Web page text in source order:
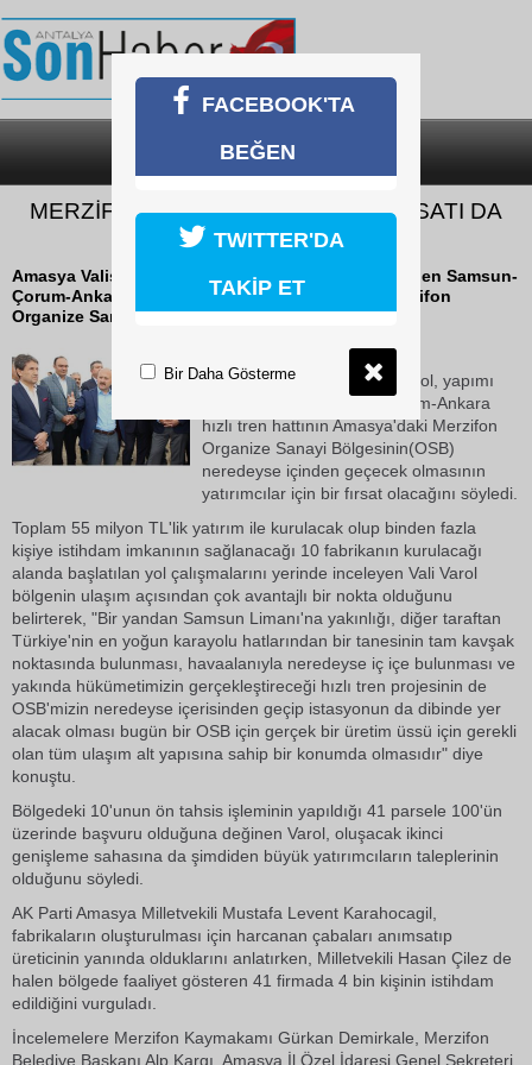
SON DAKİKA
MERZİFON OSB’DE HIZLI TREN FIRSATI DA
OLACAK
Amasya Valisi Dr. Osman Varol, yapımı projelendirilen Samsun-
Çorum-Ankara hızlı tren hattının Amasya'daki Merzifon
Organize Sanayi Bölgesinin(OSB) neredeyse...
20 Ekim 2018 Cumartesi 16:23
Amasya Valisi Dr. Osman Varol, yapımı
projelendirilen Samsun-Çorum-Ankara
hızlı tren hattının Amasya'daki Merzifon
Organize Sanayi Bölgesinin(OSB)
neredeyse içinden geçecek olmasının
yatırımcılar için bir fırsat olacağını söyledi.
Toplam 55 milyon TL'lik yatırım ile kurulacak olup binden fazla
kişiye istihdam imkanının sağlanacağı 10 fabrikanın kurulacağı
alanda başlatılan yol çalışmalarını yerinde inceleyen Vali Varol
bölgenin ulaşım açısından çok avantajlı bir nokta olduğunu
belirterek, "Bir yandan Samsun Limanı'na yakınlığı, diğer taraftan
Türkiye'nin en yoğun karayolu hatlarından bir tanesinin tam kavşak
noktasında bulunması, havaalanıyla neredeyse iç içe bulunması ve
yakında hükümetimizin gerçekleştireceği hızlı tren projesinin de
OSB'mizin neredeyse içerisinden geçip istasyonun da dibinde yer
alacak olması bugün bir OSB için gerçek bir üretim üssü için gerekli
olan tüm ulaşım alt yapısına sahip bir konumda olmasıdır" diye
konuştu.
Bölgedeki 10'unun ön tahsis işleminin yapıldığı 41 parsele 100'ün
üzerinde başvuru olduğuna değinen Varol, oluşacak ikinci
genişleme sahasına da şimdiden büyük yatırımcıların taleplerinin
olduğunu söyledi.
AK Parti Amasya Milletvekili Mustafa Levent Karahocagil,
fabrikaların oluşturulması için harcanan çabaları anımsatıp
üreticinin yanında olduklarını anlatırken, Milletvekili Hasan Çilez de
halen bölgede faaliyet gösteren 41 firmada 4 bin kişinin istihdam
edildiğini vurguladı.
İncelemelere Merzifon Kaymakamı Gürkan Demirkale, Merzifon
Belediye Başkanı Alp Kargı, Amasya İl Özel İdaresi Genel Sekreteri
FACEBOOK'TA
BEĞEN
TWITTER'DA
TAKİP ET
Bir Daha Gösterme